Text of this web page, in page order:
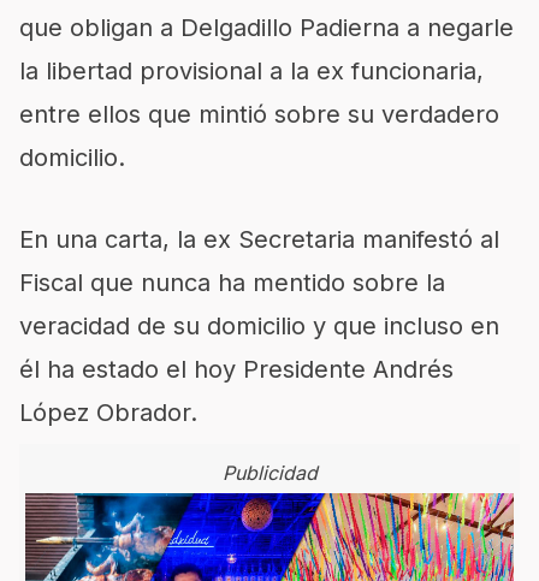
que obligan a Delgadillo Padierna a negarle
la libertad provisional a la ex funcionaria,
entre ellos que mintió sobre su verdadero
domicilio.
En una carta, la ex Secretaria manifestó al
Fiscal que nunca ha mentido sobre la
veracidad de su domicilio y que incluso en
él ha estado el hoy Presidente Andrés
López Obrador.
Publicidad